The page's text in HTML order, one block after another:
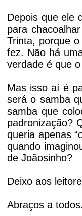
Depois que ele
para
Trinta, porque
fez. Não há
verdade é que
Mas isso aí é
será o samba
samba que
padronização?
queria apenas
quando
de Joãosinho?
Deixo aos
Abraços a todos.